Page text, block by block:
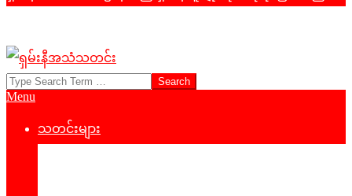
ရှမ်း
Search
Primary
Menu
သတင်းများ